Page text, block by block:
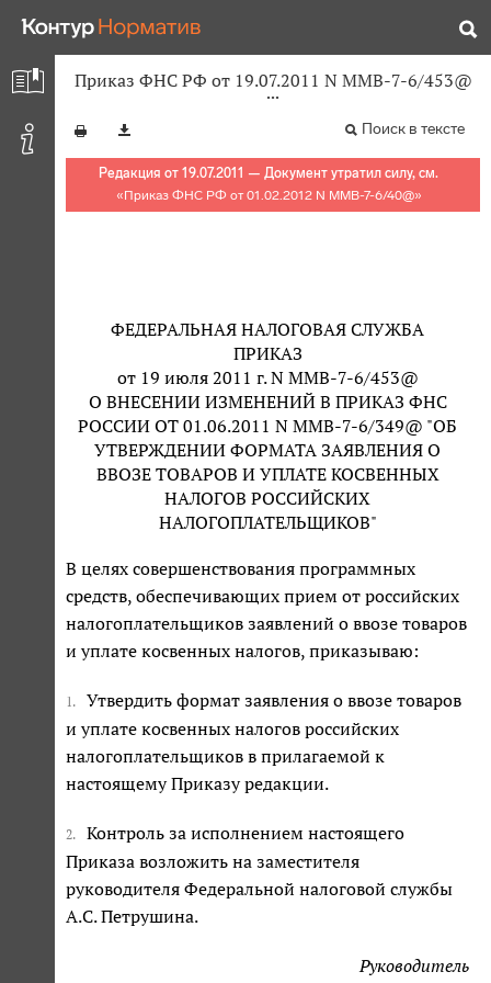
Приказ ФНС РФ от 19.07.2011 N ММВ-7-6/453@
Поиск в тексте
Редакция от 19.07.2011 — Документ утратил силу, см.
«Приказ ФНС РФ от 01.02.2012 N ММВ-7-6/40@»
ФЕДЕРАЛЬНАЯ НАЛОГОВАЯ СЛУЖБА
ПРИКАЗ
от 19 июля 2011 г. N ММВ-7-6/453@
О ВНЕСЕНИИ ИЗМЕНЕНИЙ В ПРИКАЗ ФНС
РОССИИ ОТ 01.06.2011 N ММВ-7-6/349@ "ОБ
УТВЕРЖДЕНИИ ФОРМАТА ЗАЯВЛЕНИЯ О
ВВОЗЕ ТОВАРОВ И УПЛАТЕ КОСВЕННЫХ
НАЛОГОВ РОССИЙСКИХ
НАЛОГОПЛАТЕЛЬЩИКОВ"
В целях совершенствования программных
средств, обеспечивающих прием от российских
налогоплательщиков заявлений о ввозе товаров
и уплате косвенных налогов, приказываю:
1.
Утвердить формат заявления о ввозе товаров
и уплате косвенных налогов российских
налогоплательщиков в прилагаемой к
настоящему Приказу редакции.
2.
Контроль за исполнением настоящего
Приказа возложить на заместителя
руководителя Федеральной налоговой службы
А.С. Петрушина.
Руководитель